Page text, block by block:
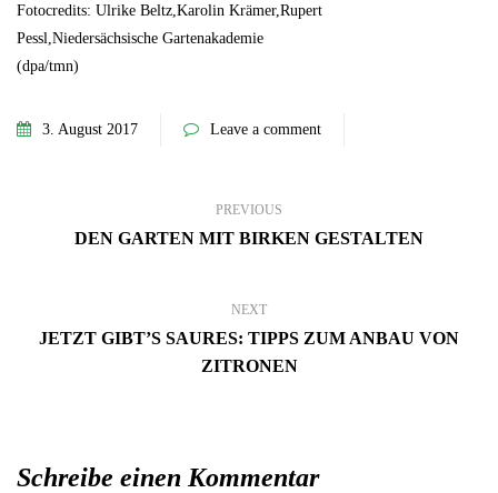
Fotocredits: Ulrike Beltz,Karolin Krämer,Rupert
Pessl,Niedersächsische Gartenakademie
(dpa/tmn)
3. August 2017 Leave a comment
PREVIOUS
DEN GARTEN MIT BIRKEN GESTALTEN
NEXT
JETZT GIBT’S SAURES: TIPPS ZUM ANBAU VON
ZITRONEN
Schreibe einen Kommentar